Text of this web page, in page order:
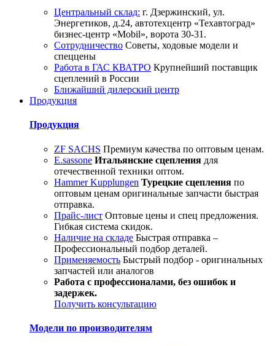
Центральный склад: г. Дзержинский, ул.
Энергетиков, д.24, автотехцентр «Техавтоград»
бизнес-центр «Mobil», ворота 30-31.
Сотрудничество Советы, ходовые модели и
спеццены
Работа в ГАС КВАТРО Крупнейший поставщик
сцеплений в России
Ближайший дилерский центр
Продукция
Продукция
ZF SACHS Премиум качества по оптовым ценам.
E.sassone Итальянские сцепления для
отечественной техники оптом.
Hammer Kupplungen Турецкие сцепления по
оптовым ценам оригинальные запчасти быстрая
отправка.
Прайс-лист Оптовые цены и спец предложения.
Гибкая система скидок.
Наличие на складе Быстрая отправка –
Профессиональный подбор деталей.
Применяемость Быстрый подбор - оригинальных
запчастей или аналогов
Работа с профессионалами, без ошибок и
задержек.
Получить консультацию
Модели по производителям